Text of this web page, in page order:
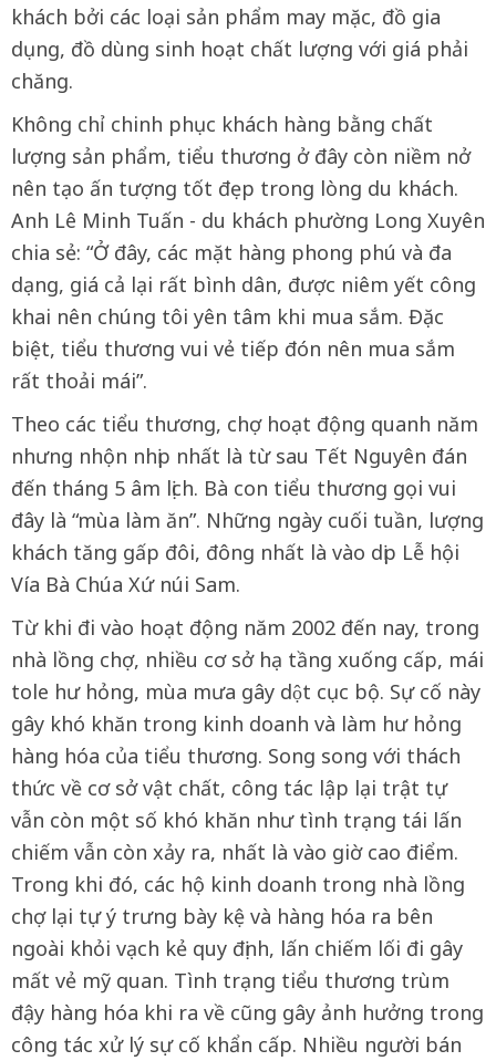
khách bởi các loại sản phẩm may mặc, đồ gia
dụng, đồ dùng sinh hoạt chất lượng với giá phải
chăng.
Không chỉ chinh phục khách hàng bằng chất
lượng sản phẩm, tiểu thương ở đây còn niềm nở
nên tạo ấn tượng tốt đẹp trong lòng du khách.
Anh Lê Minh Tuấn - du khách phường Long Xuyên
chia sẻ: “Ở đây, các mặt hàng phong phú và đa
dạng, giá cả lại rất bình dân, được niêm yết công
khai nên chúng tôi yên tâm khi mua sắm. Đặc
biệt, tiểu thương vui vẻ tiếp đón nên mua sắm
rất thoải mái”.
Theo các tiểu thương, chợ hoạt động quanh năm
nhưng nhộn nhịp nhất là từ sau Tết Nguyên đán
đến tháng 5 âm lịch. Bà con tiểu thương gọi vui
đây là “mùa làm ăn”. Những ngày cuối tuần, lượng
khách tăng gấp đôi, đông nhất là vào dịp Lễ hội
Vía Bà Chúa Xứ núi Sam.
Từ khi đi vào hoạt động năm 2002 đến nay, trong
nhà lồng chợ, nhiều cơ sở hạ tầng xuống cấp, mái
tole hư hỏng, mùa mưa gây dột cục bộ. Sự cố này
gây khó khăn trong kinh doanh và làm hư hỏng
hàng hóa của tiểu thương. Song song với thách
thức về cơ sở vật chất, công tác lập lại trật tự
vẫn còn một số khó khăn như tình trạng tái lấn
chiếm vẫn còn xảy ra, nhất là vào giờ cao điểm.
Trong khi đó, các hộ kinh doanh trong nhà lồng
chợ lại tự ý trưng bày kệ và hàng hóa ra bên
ngoài khỏi vạch kẻ quy định, lấn chiếm lối đi gây
mất vẻ mỹ quan. Tình trạng tiểu thương trùm
đậy hàng hóa khi ra về cũng gây ảnh hưởng trong
công tác xử lý sự cố khẩn cấp. Nhiều người bán